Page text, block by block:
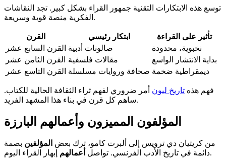
توسع هذه الابتكارات التقنية جمهور القراء بشكل كبير. تجد النقاشات
الفكرية منصة قوية وسريعة.
القرن ابتكار رئيسي
تأثير على القراءة
القرن السابع عشر صالونات أدبية
نخبوية، محدودة
القرن الثامن عشر
مقالات فلسفية
بداية الانتشار الواسع
القرن التاسع عشر صحافة وروايات مسلسلة ديمقراطية ضخمة
فهم هذه تاريخ ليون أمر ضروري لفهم ثراء الثقافة الحالية للكتاب.
ساهم كل قرن في بناء هذا المشهد الفريد.
المؤلفون المميزون وأعمالهم البارزة
من كريتيان دي ترويس إلى ألبرت كامو، ترك بعض المؤلفين بصمة
دائمة في تاريخ الأدب الفرنسي. تواصل أعمالهم إبهار القراء اليوم.